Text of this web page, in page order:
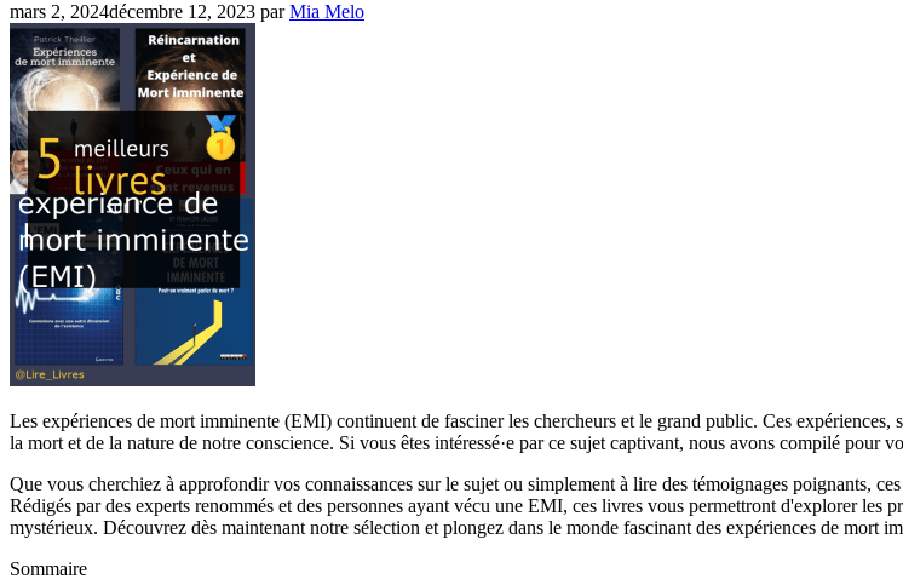
mars 2, 2024décembre 12, 2023 parMia Melo
Les expériences de mort imminente (EMI) continuent de fasciner les chercheurs et le grand public. Ces
la mort et de la nature de notre conscience. Si vous êtes intéressé·e par ce sujet captivant, nous avons compilé pour
Que vous cherchiez à approfondir vos connaissances sur le sujet ou simplement à lire des témoignages poignants,
Rédigés par des experts renommés et des personnes ayant vécu une EMI, ces livres vous permettront d'explorer les
mystérieux. Découvrez dès maintenant notre sélection et plongez dans le monde fascinant des expériences de mort
Sommaire